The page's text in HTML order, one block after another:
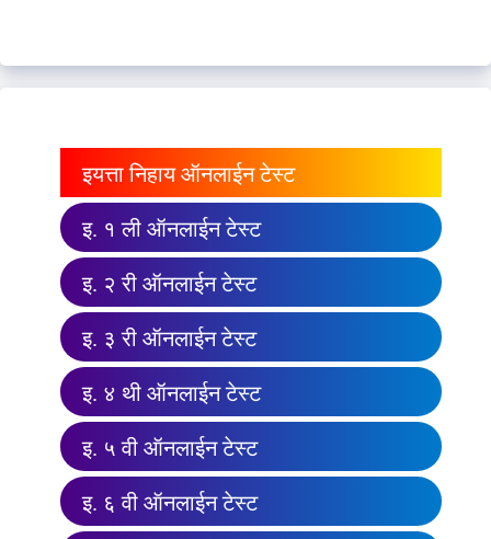
इयत्ता निहाय ऑनलाईन टेस्ट
इ. १ ली ऑनलाईन टेस्ट
इ. २ री ऑनलाईन टेस्ट
इ. ३ री ऑनलाईन टेस्ट
इ. ४ थी ऑनलाईन टेस्ट
इ. ५ वी ऑनलाईन टेस्ट
इ. ६ वी ऑनलाईन टेस्ट